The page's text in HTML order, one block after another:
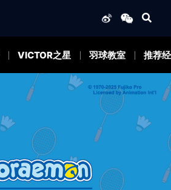
VICTOR之星 羽球教室 推荐